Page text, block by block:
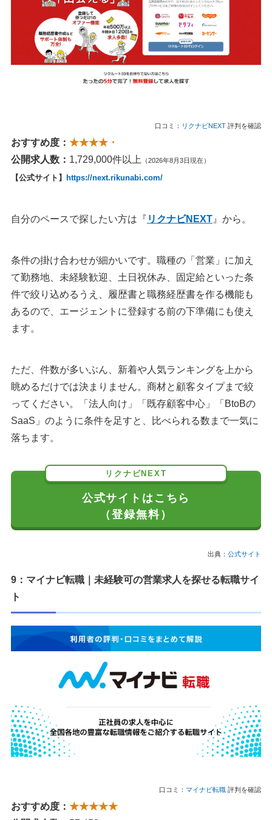
口コミ： リクナビNEXT 評判を確認
おすすめ度： ★★★★・
公開求人数： 1,729,000件以上 （2026年8月3日現在）
【公式サイト】 https://next.rikunabi.com/
自分のペースで探したい方は『 リクナビNEXT 』から。
条件の掛け合わせが細かいです。職種の「営業」に加え
て勤務地、未経験歓迎、土日祝休み、固定給といった条
件で絞り込めるうえ、履歴書と職務経歴書を作る機能も
あるので、エージェントに登録する前の下準備にも使え
ます。
ただ、件数が多いぶん、新着や人気ランキングを上から
眺めるだけでは決まりません。商材と顧客タイプまで絞
ってください。「法人向け」「既存顧客中心」「BtoBの
SaaS」のように条件を足すと、比べられる数まで一気に
落ちます。
リクナビNEXT
公式サイトはこちら
（登録無料）
出典： 公式サイト
9：マイナビ転職｜未経験可の営業求人を探せる転職サイ
ト
口コミ： マイナビ転職 評判を確認
おすすめ度： ★★★★★